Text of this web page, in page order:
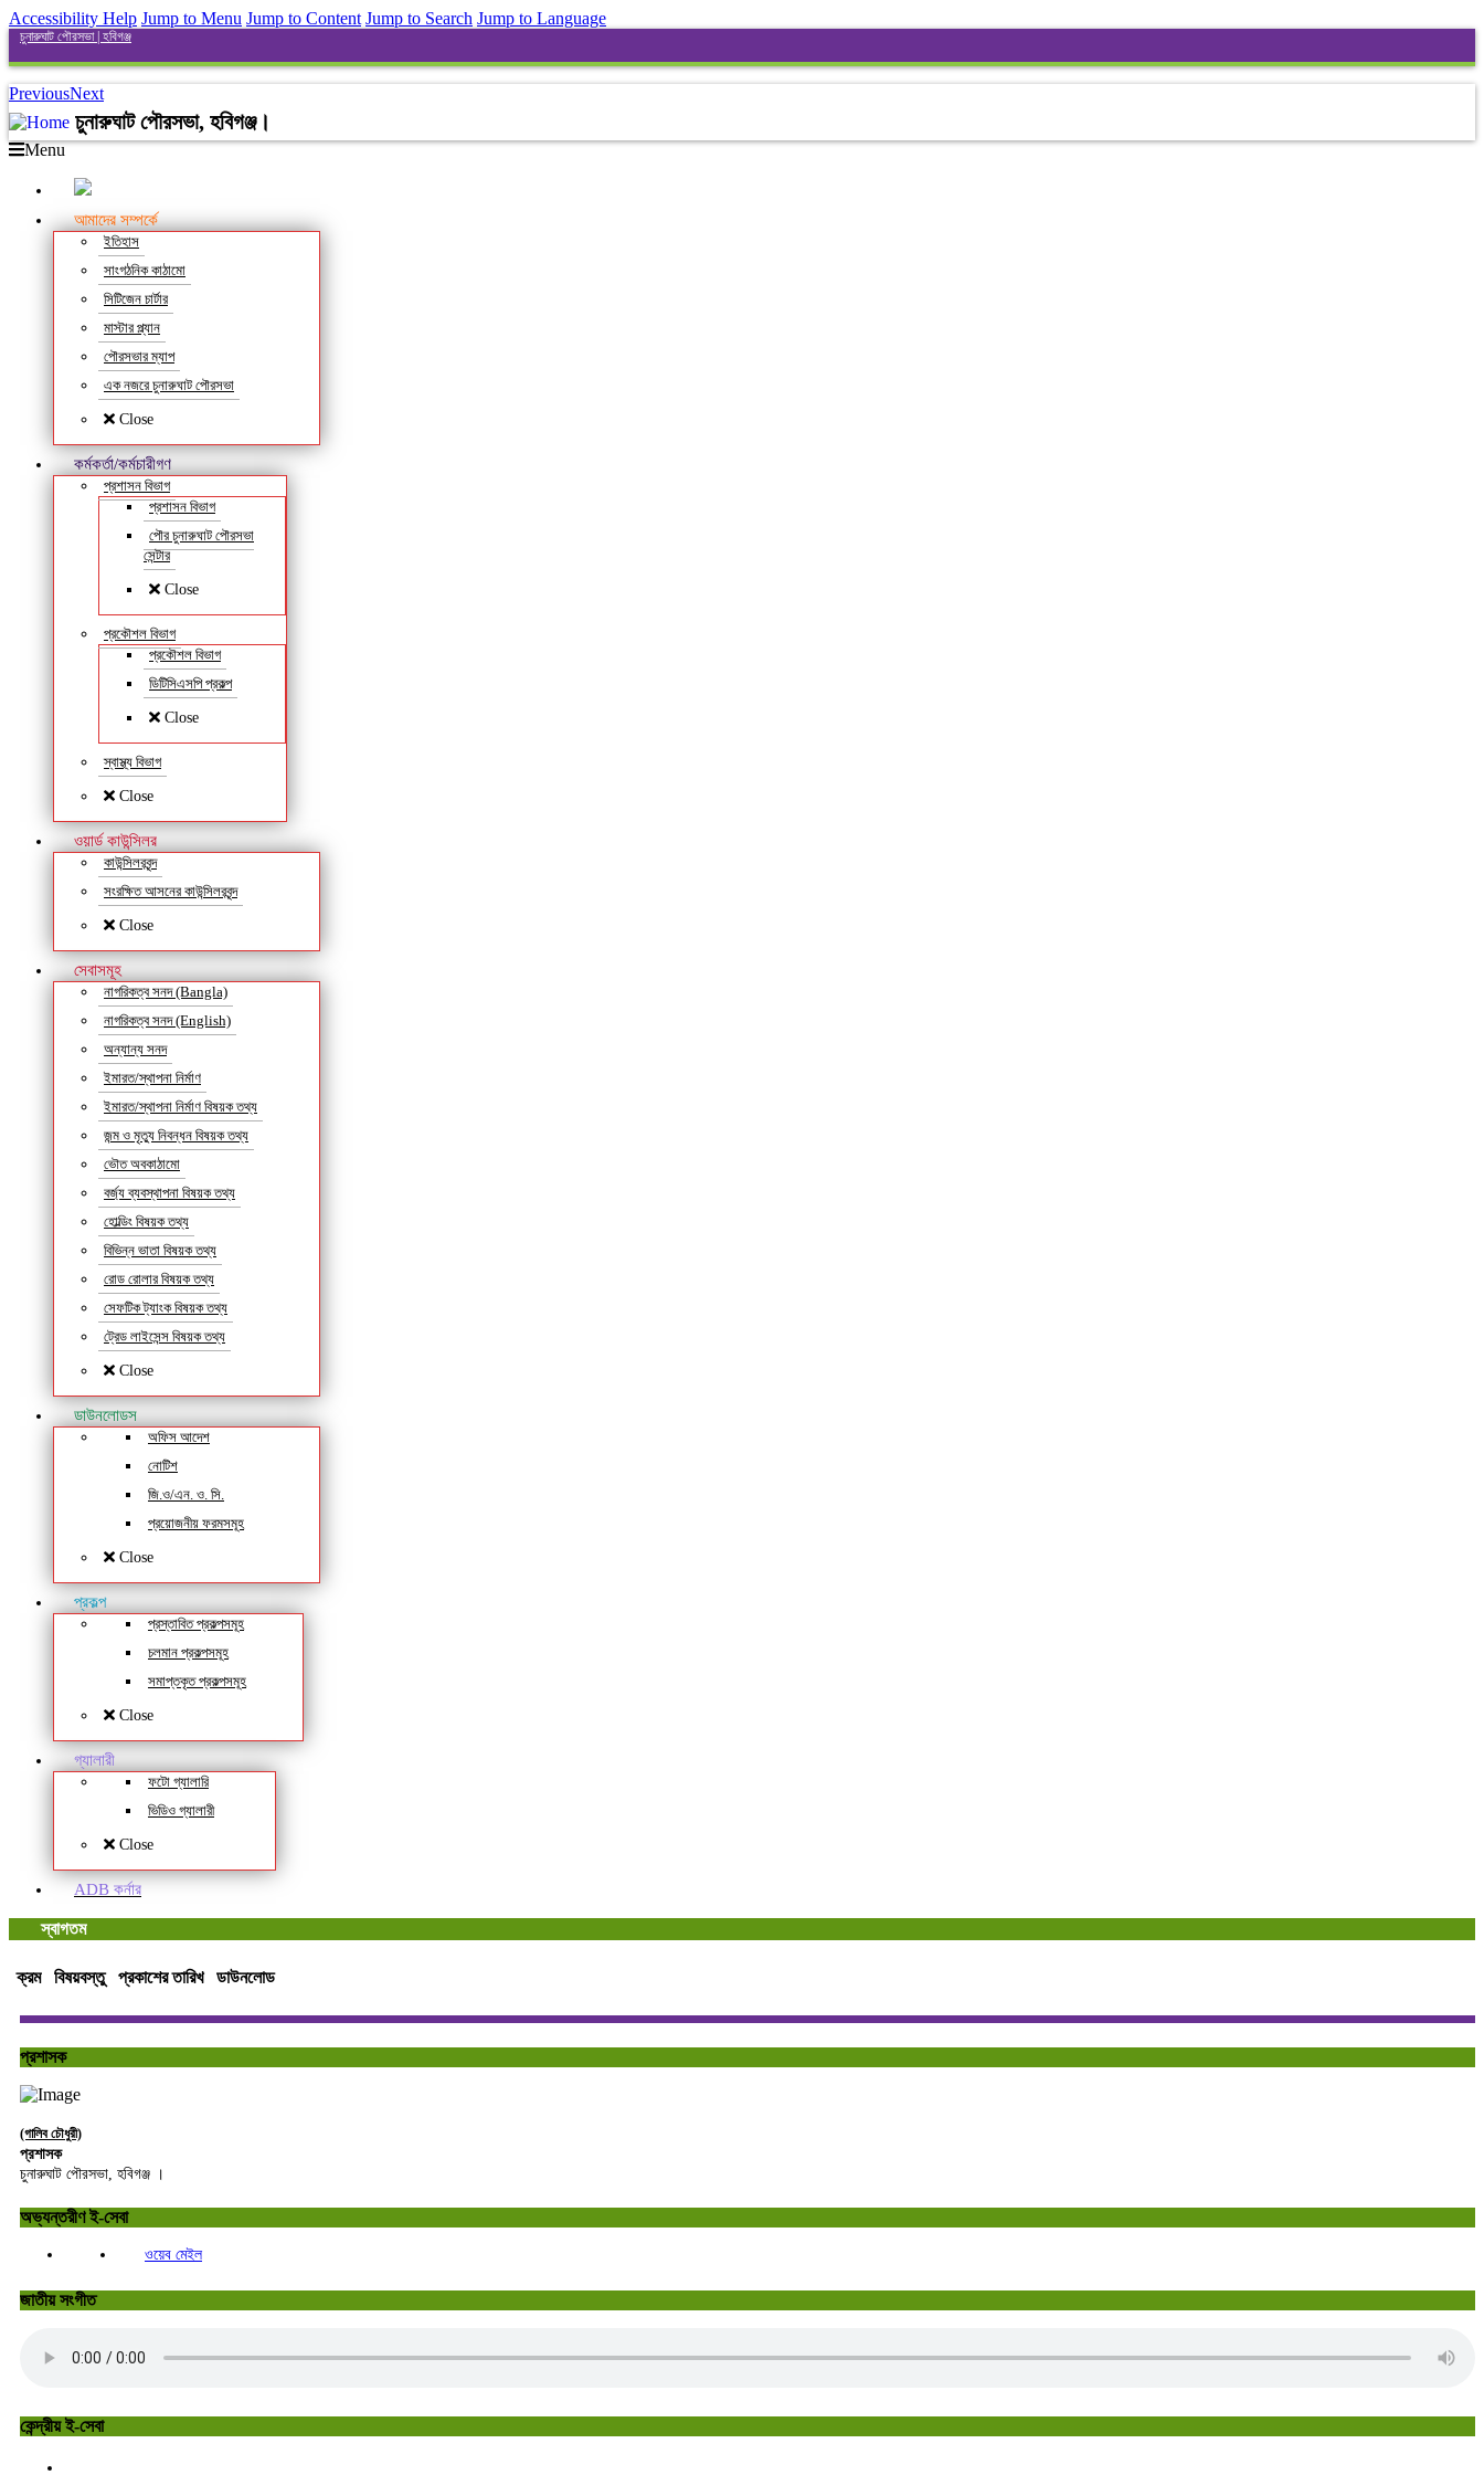
Accessibility Help Jump to Menu Jump to Content Jump to Search Jump to Language
চুনারুঘাট পৌরসভা | হবিগঞ্জ
PreviousNext
চুনারুঘাট পৌরসভা, হবিগঞ্জ।
Menu
আমাদের সম্পর্কে
ইতিহাস
সাংগঠনিক কাঠামো
সিটিজেন চার্টার
মাস্টার প্ল্যান
পৌরসভার ম্যাপ
এক নজরে চুনারুঘাট পৌরসভা
Close
কর্মকর্তা/কর্মচারীগণ
প্রশাসন বিভাগ
প্রশাসন বিভাগ
পৌর চুনারুঘাট পৌরসভা
সেন্টার
Close
প্রকৌশল বিভাগ
প্রকৌশল বিভাগ
ডিটিসিএসপি প্রকল্প
Close
স্বাস্থ্য বিভাগ
Close
ওয়ার্ড কাউন্সিলর
কাউন্সিলরবৃন্দ
সংরক্ষিত আসনের কাউন্সিলরবৃন্দ
Close
সেবাসমূহ
নাগরিকত্ব সনদ (Bangla)
নাগরিকত্ব সনদ (English)
অন্যান্য সনদ
ইমারত/স্থাপনা নির্মাণ
ইমারত/স্থাপনা নির্মাণ বিষয়ক তথ্য
জন্ম ও মৃত্যু নিবন্ধন বিষয়ক তথ্য
ভৌত অবকাঠামো
বর্জ্য ব্যবস্থাপনা বিষয়ক তথ্য
হোল্ডিং বিষয়ক তথ্য
বিভিন্ন ভাতা বিষয়ক তথ্য
রোড রোলার বিষয়ক তথ্য
সেফটিক ট্যাংক বিষয়ক তথ্য
ট্রেড লাইসেন্স বিষয়ক তথ্য
Close
ডাউনলোডস
অফিস আদেশ
নোটিশ
জি.ও/এন. ও. সি.
প্রয়োজনীয় ফরমসমূহ
Close
প্রকল্প
প্রস্তাবিত প্রকল্পসমূহ
চলমান প্রকল্পসমূহ
সমাপ্তকৃত প্রকল্পসমূহ
Close
গ্যালারী
ফটো গ্যালারি
ভিডিও গ্যালারী
Close
ADB কর্নার
স্বাগতম
ক্রম বিষয়বস্তু প্রকাশের তারিখ ডাউনলোড
প্রশাসক
(গালিব চৌধুরী)
প্রশাসক
চুনারুঘাট পৌরসভা, হবিগঞ্জ ।
অভ্যন্তরীণ ই-সেবা
ওয়েব মেইল
জাতীয় সংগীত
কেন্দ্রীয় ই-সেবা